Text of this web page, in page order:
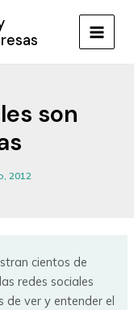
MAIN
son
2012
cientos de
redes sociales
ver y entender el